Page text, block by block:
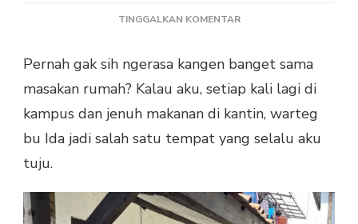
TINGGALKAN KOMENTARPADA
IDA
DI
BANDUNG
Pernah gak sih ngerasa kangen banget sama
masakan rumah? Kalau aku, setiap kali lagi di
kampus dan jenuh makanan di kantin, warteg
bu Ida jadi salah satu tempat yang selalu aku
tuju.